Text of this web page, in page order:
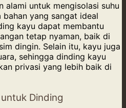
alami untuk mengisolasi suhu
bahan yang sangat ideal
kayu dapat membantu
tetap nyaman, baik di
dingin. Selain itu, kayu juga
sehingga dinding kayu
privasi yang lebih baik di
Dinding